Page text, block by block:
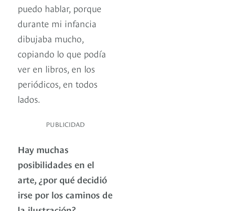
puedo hablar, porque
durante mi infancia
dibujaba mucho,
copiando lo que podía
ver en libros, en los
periódicos, en todos
lados.
PUBLICIDAD
Hay muchas
posibilidades en el
arte, ¿por qué decidió
irse por los caminos de